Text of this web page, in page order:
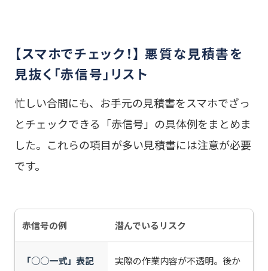
【スマホでチェック！】 悪質な見積書を
見抜く「赤信号」リスト
忙しい合間にも、お手元の見積書をスマホでざっ
とチェックできる「赤信号」の具体例をまとめま
した。これらの項目が多い見積書には注意が必要
です。
赤信号の例 潜んでいるリスク
「○○一式」表記
実際の作業内容が不透明。後か